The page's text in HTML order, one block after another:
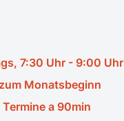
7:30 Uhr - 9:00 Uhr
Monatsbeginn
a 90min